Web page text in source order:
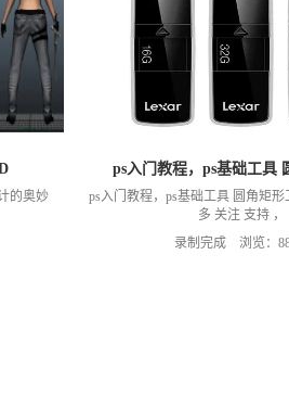
的奥妙
ps入门教程，ps基础工具
ps入门教程，ps基础工具 圆角矩
多 关注 支持 ，
录制完成 浏览：